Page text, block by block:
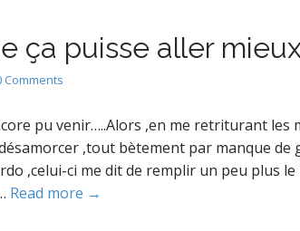
ça puisse aller
Comments
pu venir…..Alors ,en me retriturant les
,tout bètement par manque de
,celui-ci me dit de remplir un peu plus
Read more →